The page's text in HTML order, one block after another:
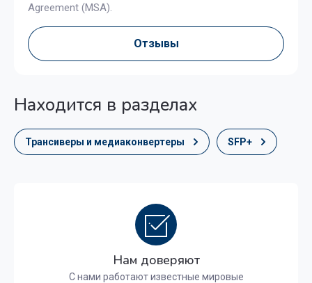
Agreement (MSA).
Отзывы
Находится в разделах
Трансиверы и медиаконвертеры SFP+
Нам доверяют
С нами работают известные мировые